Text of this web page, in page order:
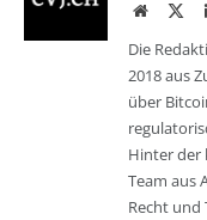
Website
Die
2018 aus
über
Hinter der
Team aus
Recht und